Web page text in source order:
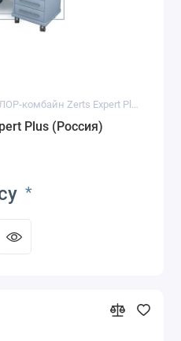
Plus (Россия)
*